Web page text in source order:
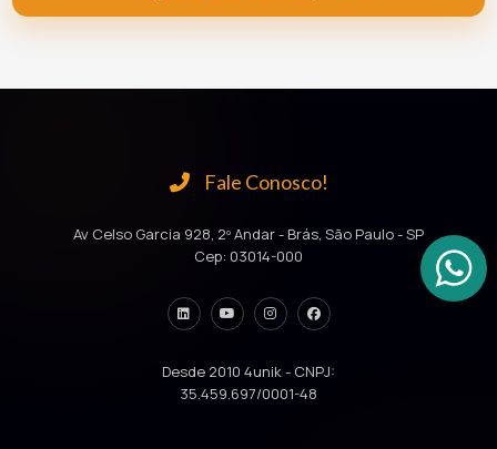
Fale Conosco!
Av Celso Garcia 928, 2º Andar - Brás, São Paulo - SP
Cep: 03014-000
Desde 2010 4unik - CNPJ:
35.459.697/0001-48